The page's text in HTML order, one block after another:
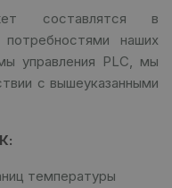
составлятся в
наших
управления PLC, мы
с вышеуказанными
температуры